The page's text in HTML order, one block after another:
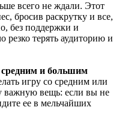
всего не ждали. Этот
бросив раскрутку и все,
без поддержки и
терять аудиторию и
и большим
игру со средним или
вещь: если вы не
ее в мельчайших